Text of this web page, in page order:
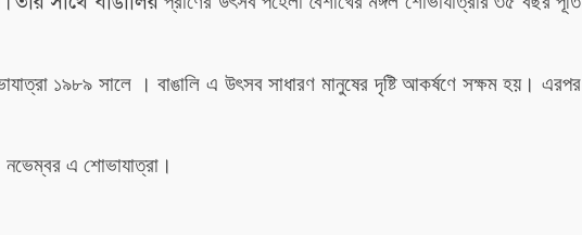
১৯৮৯ সালে । বাঙালি এ উৎসব সাধারণ মানুষের দৃষ্টি আকর্ষণে সক্ষম হয়। এরপর
নভেম্বর এ শোভাযাত্রা।